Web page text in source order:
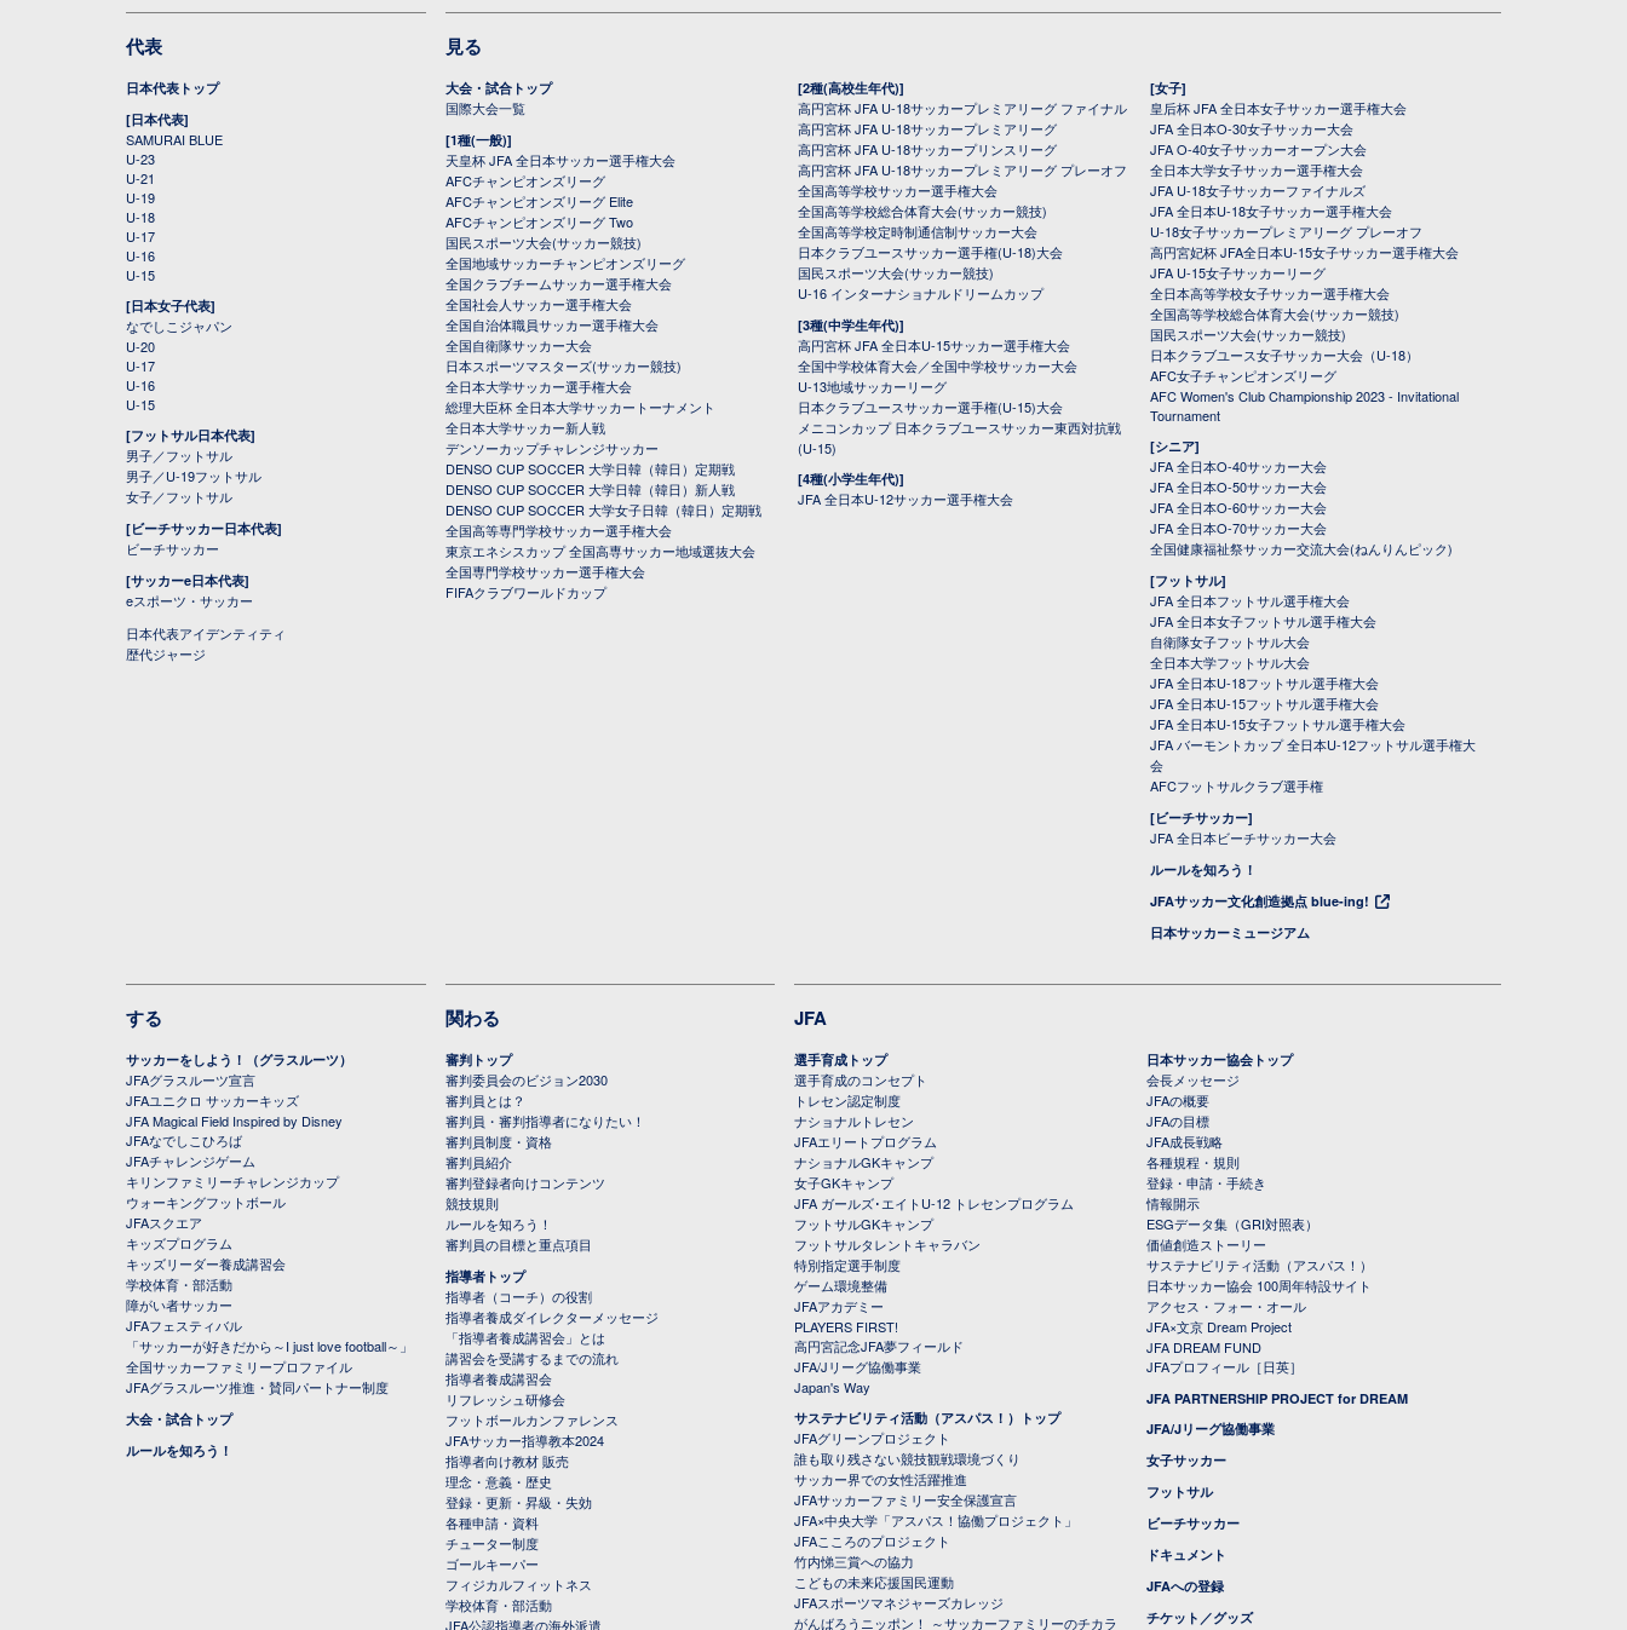
代表
日本代表トップ
[日本代表]
SAMURAI BLUE
U-23
U-21
U-19
U-18
U-17
U-16
U-15
[日本女子代表]
なでしこジャパン
U-20
U-17
U-16
U-15
[フットサル日本代表]
男子／フットサル
男子／U-19フットサル
女子／フットサル
[ビーチサッカー日本代表]
ビーチサッカー
[サッカーe日本代表]
eスポーツ・サッカー
日本代表アイデンティティ
歴代ジャージ
見る
大会・試合トップ
国際大会一覧
[1種(一般)]
天皇杯 JFA 全日本サッカー選手権大会
AFCチャンピオンズリーグ
AFCチャンピオンズリーグ Elite
AFCチャンピオンズリーグ Two
国民スポーツ大会(サッカー競技)
全国地域サッカーチャンピオンズリーグ
全国クラブチームサッカー選手権大会
全国社会人サッカー選手権大会
全国自治体職員サッカー選手権大会
全国自衛隊サッカー大会
日本スポーツマスターズ(サッカー競技)
全日本大学サッカー選手権大会
総理大臣杯 全日本大学サッカートーナメント
全日本大学サッカー新人戦
デンソーカップチャレンジサッカー
DENSO CUP SOCCER 大学日韓（韓日）定期戦
DENSO CUP SOCCER 大学日韓（韓日）新人戦
DENSO CUP SOCCER 大学女子日韓（韓日）定期戦
全国高等専門学校サッカー選手権大会
東京エネシスカップ 全国高専サッカー地域選抜大会
全国専門学校サッカー選手権大会
FIFAクラブワールドカップ
[2種(高校生年代)]
高円宮杯 JFA U-18サッカープレミアリーグ ファイナル
高円宮杯 JFA U-18サッカープレミアリーグ
高円宮杯 JFA U-18サッカープリンスリーグ
高円宮杯 JFA U-18サッカープレミアリーグ プレーオフ
全国高等学校サッカー選手権大会
全国高等学校総合体育大会(サッカー競技)
全国高等学校定時制通信制サッカー大会
日本クラブユースサッカー選手権(U-18)大会
国民スポーツ大会(サッカー競技)
U-16 インターナショナルドリームカップ
[3種(中学生年代)]
高円宮杯 JFA 全日本U-15サッカー選手権大会
全国中学校体育大会／全国中学校サッカー大会
U-13地域サッカーリーグ
日本クラブユースサッカー選手権(U-15)大会
メニコンカップ 日本クラブユースサッカー東西対抗戦
(U-15)
[4種(小学生年代)]
JFA 全日本U-12サッカー選手権大会
[女子]
皇后杯 JFA 全日本女子サッカー選手権大会
JFA 全日本O-30女子サッカー大会
JFA O-40女子サッカーオープン大会
全日本大学女子サッカー選手権大会
JFA U-18女子サッカーファイナルズ
JFA 全日本U-18女子サッカー選手権大会
U-18女子サッカープレミアリーグ プレーオフ
高円宮妃杯 JFA全日本U-15女子サッカー選手権大会
JFA U-15女子サッカーリーグ
全日本高等学校女子サッカー選手権大会
全国高等学校総合体育大会(サッカー競技)
国民スポーツ大会(サッカー競技)
日本クラブユース女子サッカー大会（U-18）
AFC女子チャンピオンズリーグ
AFC Women's Club Championship 2023 - Invitational
Tournament
[シニア]
JFA 全日本O-40サッカー大会
JFA 全日本O-50サッカー大会
JFA 全日本O-60サッカー大会
JFA 全日本O-70サッカー大会
全国健康福祉祭サッカー交流大会(ねんりんピック)
[フットサル]
JFA 全日本フットサル選手権大会
JFA 全日本女子フットサル選手権大会
自衛隊女子フットサル大会
全日本大学フットサル大会
JFA 全日本U-18フットサル選手権大会
JFA 全日本U-15フットサル選手権大会
JFA 全日本U-15女子フットサル選手権大会
JFA バーモントカップ 全日本U-12フットサル選手権大
会
AFCフットサルクラブ選手権
[ビーチサッカー]
JFA 全日本ビーチサッカー大会
ルールを知ろう！
JFAサッカー文化創造拠点 blue-ing!
日本サッカーミュージアム
する
サッカーをしよう！（グラスルーツ）
JFAグラスルーツ宣言
JFAユニクロ サッカーキッズ
JFA Magical Field Inspired by Disney
JFAなでしこひろば
JFAチャレンジゲーム
キリンファミリーチャレンジカップ
ウォーキングフットボール
JFAスクエア
キッズプログラム
キッズリーダー養成講習会
学校体育・部活動
障がい者サッカー
JFAフェスティバル
「サッカーが好きだから～I just love football～」
全国サッカーファミリープロファイル
JFAグラスルーツ推進・賛同パートナー制度
大会・試合トップ
ルールを知ろう！
関わる
審判トップ
審判委員会のビジョン2030
審判員とは？
審判員・審判指導者になりたい！
審判員制度・資格
審判員紹介
審判登録者向けコンテンツ
競技規則
ルールを知ろう！
審判員の目標と重点項目
指導者トップ
指導者（コーチ）の役割
指導者養成ダイレクターメッセージ
「指導者養成講習会」とは
講習会を受講するまでの流れ
指導者養成講習会
リフレッシュ研修会
フットボールカンファレンス
JFAサッカー指導教本2024
指導者向け教材 販売
理念・意義・歴史
登録・更新・昇級・失効
各種申請・資料
チューター制度
ゴールキーパー
フィジカルフィットネス
学校体育・部活動
JFA公認指導者の海外派遣
JFA
選手育成トップ
選手育成のコンセプト
トレセン認定制度
ナショナルトレセン
JFAエリートプログラム
ナショナルGKキャンプ
女子GKキャンプ
JFA ガールズ･エイトU-12 トレセンプログラム
フットサルGKキャンプ
フットサルタレントキャラバン
特別指定選手制度
ゲーム環境整備
JFAアカデミー
PLAYERS FIRST!
高円宮記念JFA夢フィールド
JFA/Jリーグ協働事業
Japan's Way
サステナビリティ活動（アスパス！）トップ
JFAグリーンプロジェクト
誰も取り残さない競技観戦環境づくり
サッカー界での女性活躍推進
JFAサッカーファミリー安全保護宣言
JFA×中央大学「アスパス！協働プロジェクト」
JFAこころのプロジェクト
竹内悌三賞への協力
こどもの未来応援国民運動
JFAスポーツマネジャーズカレッジ
がんばろうニッポン！ ～サッカーファミリーのチカラ
日本サッカー協会トップ
会長メッセージ
JFAの概要
JFAの目標
JFA成長戦略
各種規程・規則
登録・申請・手続き
情報開示
ESGデータ集（GRI対照表）
価値創造ストーリー
サステナビリティ活動（アスパス！）
日本サッカー協会 100周年特設サイト
アクセス・フォー・オール
JFA×文京 Dream Project
JFA DREAM FUND
JFAプロフィール［日英］
JFA PARTNERSHIP PROJECT for DREAM
JFA/Jリーグ協働事業
女子サッカー
フットサル
ビーチサッカー
ドキュメント
JFAへの登録
チケット／グッズ